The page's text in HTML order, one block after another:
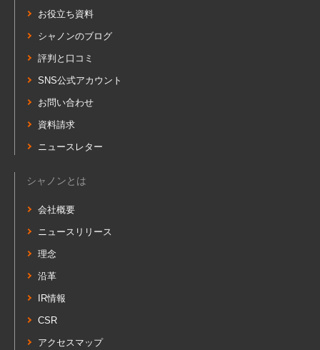
お役立ち資料
シャノンのブログ
評判と口コミ
SNS公式アカウント
お問い合わせ
資料請求
ニュースレター
シャノンとは
会社概要
ニュースリリース
理念
沿革
IR情報
CSR
アクセスマップ